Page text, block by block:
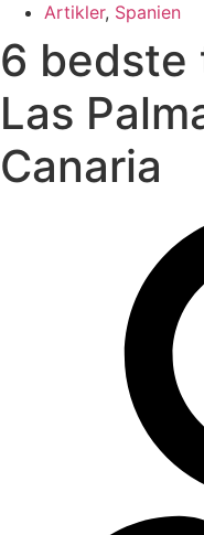
Artikler, Spanien
6 bedste
Las
Canaria